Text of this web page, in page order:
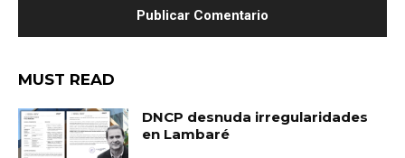
MUST READ
DNCP desnuda irregularidades
en Lambaré